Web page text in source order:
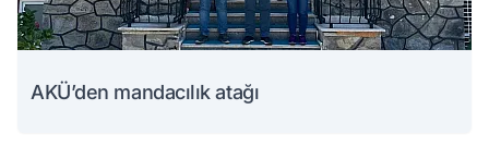
AKÜ’den mandacılık atağı